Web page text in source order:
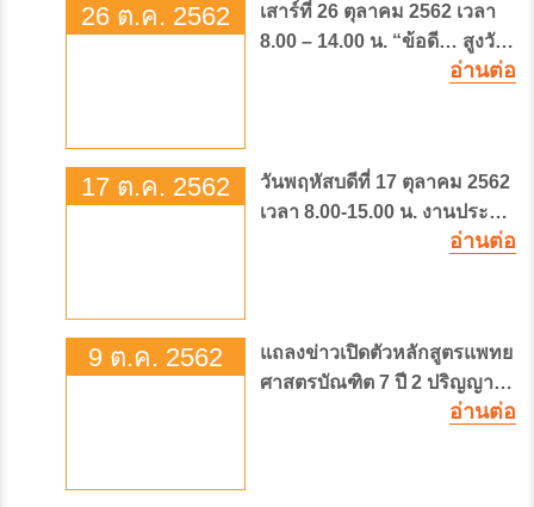
26 ต.ค. 2562
เสาร์ที่ 26 ตุลาคม 2562 เวลา
8.00 – 14.00 น. “ข้อดี… สูงวัย
เป็นสุข” Happy Elderly Life
อ่านต่อ
17 ต.ค. 2562
วันพฤหัสบดีที่ 17 ตุลาคม 2562
เวลา 8.00-15.00 น. งานประชุม
วิชาการอายุรกรรม ครั้งที่ 1 โธ้
ณ ห้อง Convention Hall ศูนย์
ประชุมสถาบันวิจัยจุฬาภรณ์
อ่านต่อ
9 ต.ค. 2562
แถลงข่าวเปิดตัวหลักสูตรแพทย
ศาสตรบัณฑิต 7 ปี 2 ปริญญา
หลักสูตรแรกของประเทศไทยที่
อ่านต่อ